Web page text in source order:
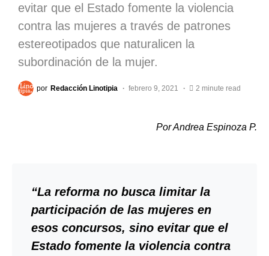
evitar que el Estado fomente la violencia
contra las mujeres a través de patrones
estereotipados que naturalicen la
subordinación de la mujer.
por Redacción Linotipia febrero 9, 2021 2 minute read
Por Andrea Espinoza P.
“La reforma no busca limitar la
participación de las mujeres en
esos concursos, sino evitar que el
Estado fomente la violencia contra